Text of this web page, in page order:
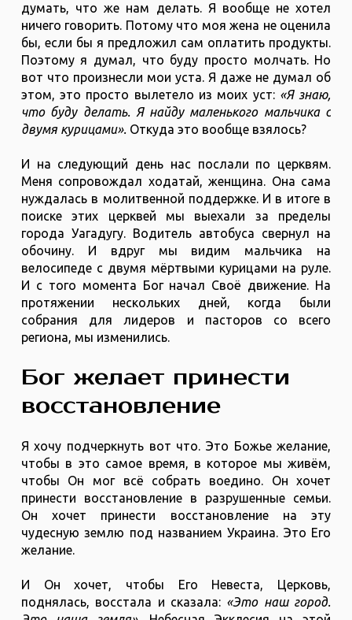
думать, что же нам делать. Я вообще не хотел
ничего говорить. Потому что моя жена не оценила
бы, если бы я предложил сам оплатить продукты.
Поэтому я думал, что буду просто молчать. Но
вот что произнесли мои уста. Я даже не думал об
этом, это просто вылетело из моих уст:«Я знаю,
что буду делать. Я найду маленького мальчика с
двумя курицами».Откуда это вообще взялось?
И на следующий день нас послали по церквям.
Меня сопровождал ходатай, женщина. Она сама
нуждалась в молитвенной поддержке. И в итоге в
поиске этих церквей мы выехали за пределы
города Уагадугу. Водитель автобуса свернул на
обочину. И вдруг мы видим мальчика на
велосипеде с двумя мёртвыми курицами на руле.
И с того момента Бог начал Своё движение. На
протяжении нескольких дней, когда были
собрания для лидеров и пасторов со всего
региона, мы изменились.
Бог желает принести
восстановление
Я хочу подчеркнуть вот что. Это Божье желание,
чтобы в это самое время, в которое мы живём,
чтобы Он мог всё собрать воедино. Он хочет
принести восстановление в разрушенные семьи.
Он хочет принести восстановление на эту
чудесную землю под названием Украина. Это Его
желание.
И Он хочет, чтобы Его Невеста, Церковь,
поднялась, восстала и сказала: «Это наш город.